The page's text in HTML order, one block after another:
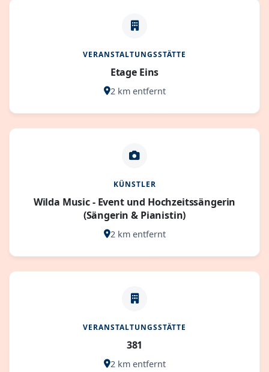
VERANSTALTUNGSSTÄTTE
Etage Eins
2 km entfernt
KÜNSTLER
Wilda Music - Event und Hochzeitssängerin
(Sängerin & Pianistin)
2 km entfernt
VERANSTALTUNGSSTÄTTE
381
2 km entfernt